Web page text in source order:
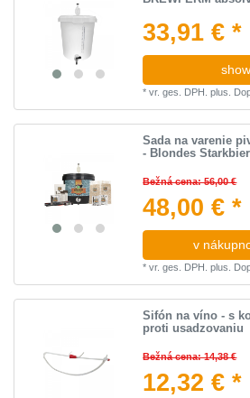
33,91 € *
*vr. ges. DPH. plus.
Sada na varenie
- Blondes Starkbier
Bežná cena: 56,00 €
48,00 € *
v
*vr. ges. DPH. plus.
Sifón na víno - s
proti usadzovaniu
Bežná cena: 14,38 €
12,32 € *